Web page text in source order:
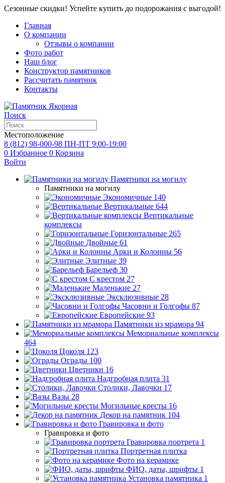
Сезонные скидки! Успейте купить до подорожания с выгодой!
Главная
О компании
Отзывы о компании
Фото работ
Наш блог
Конструктор памятников
Рассчитать памятник
Контакты
Поиск
Местоположение
8 (812) 98-000-98 ПН-ПТ 9:00-19:00
0 Избранное 0 Корзина
Войти
Памятники на могилу
Памятники на могилу
Экономичные 140
Вертикальные 644
Вертикальные
комплексы
Горизонтальные 265
Двойные 61
Арки и Колонны 56
Элитные 39
Барельеф 30
С крестом 27
Маленькие 27
Эксклюзивные 28
Часовни и Голгофы 87
Европейские 93
Памятники из мрамора 94
Мемориальные комплексы
464
Цоколя 123
Ограды 100
Цветники 16
Надгробная плита 31
Столики, Лавочки 17
Вазы 28
Могильные кресты 16
Декор на памятник 104
Гравировка и фото
Гравировка и фото
Гравировка портрета 1
Портретная плитка
Фото на керамике
ФИО, даты, шрифты 1
Установка памятника 1